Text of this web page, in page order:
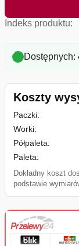
Indeks produktu:
Dostępnych:
Koszty
Paczki:
Worki:
Półpaleta:
Paleta:
Dokładny koszt
podstawie